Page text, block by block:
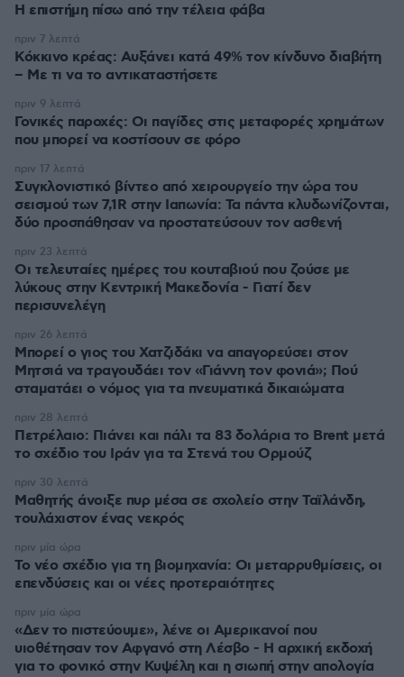
Η επιστήμη πίσω από την τέλεια φάβα
Κόκκινο κρέας: Αυξάνει κατά 49% τον κίνδυνο διαβήτη
– Με τι να το αντικαταστήσετε
πριν 7 λεπτά
Γονικές παροχές: Οι παγίδες στις μεταφορές χρημάτων
που μπορεί να κοστίσουν σε φόρο
πριν 9 λεπτά
Συγκλονιστικό βίντεο από χειρουργείο την ώρα του
σεισμού των 7,1R στην Ιαπωνία: Τα πάντα κλυδωνίζονται,
δύο προσπάθησαν να προστατεύσουν τον ασθενή
πριν 17 λεπτά
Οι τελευταίες ημέρες του κουταβιού που ζούσε με
λύκους στην Κεντρική Μακεδονία - Γιατί δεν
περισυνελέγη
πριν 23 λεπτά
Μπορεί ο γιος του Χατζιδάκι να απαγορεύσει στον
Μητσιά να τραγουδάει τον «Γιάννη τον φονιά»; Πού
σταματάει ο νόμος για τα πνευματικά δικαιώματα
πριν 26 λεπτά
Πετρέλαιο: Πιάνει και πάλι τα 83 δολάρια το Brent μετά
το σχέδιο του Ιράν για τα Στενά του Ορμούζ
πριν 28 λεπτά
Μαθητής άνοιξε πυρ μέσα σε σχολείο στην Ταϊλάνδη,
τουλάχιστον ένας νεκρός
πριν 30 λεπτά
Το νέο σχέδιο για τη βιομηχανία: Οι μεταρρυθμίσεις, οι
επενδύσεις και οι νέες προτεραιότητες
πριν μία ώρα
«Δεν το πιστεύουμε», λένε οι Αμερικανοί που
υιοθέτησαν τον Αφγανό στη Λέσβο - Η αρχική εκδοχή
για το φονικό στην Κυψέλη και η σιωπή στην απολογία
πριν μία ώρα